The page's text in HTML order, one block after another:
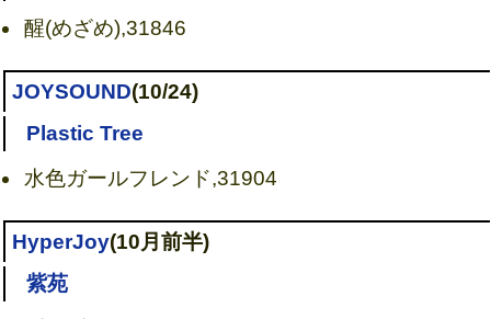
醒(めざめ),31846
JOYSOUND(10/24)
Plastic Tree
水色ガールフレンド,31904
HyperJoy(10月前半)
紫苑